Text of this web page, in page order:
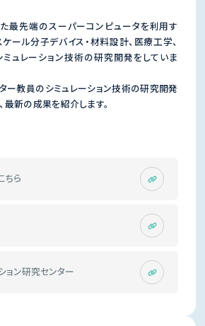
た最先端のスーパーコンピュータを利用す
ケール分子デバイス・材料設計、医療工学、
ュレーション技術の研究開発をしていま
ー教員のシミュレーション技術の研究開発
新の成果を紹介します。
ちら
ョン研究センター